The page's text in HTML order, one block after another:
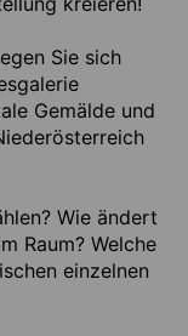
Sie sich
Gemälde und
Wie ändert
Raum? Welche
einzelnen